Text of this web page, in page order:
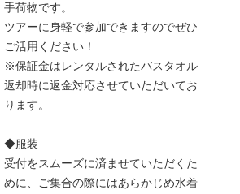
手荷物です。
ツアーに身軽で参加できますのでぜひ
ご活用ください！
※保証金はレンタルされたバスタオル
返却時に返金対応させていただいてお
ります。
◆服装
受付をスムーズに済ませていただくた
めに、ご集合の際にはあらかじめ水着